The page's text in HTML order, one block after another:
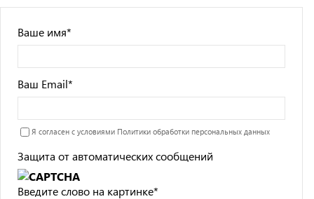
Ваше имя*
Ваш Email*
Я согласен с условиями Политики обработки персональных данных
Защита от автоматических сообщений
Введите слово на картинке*